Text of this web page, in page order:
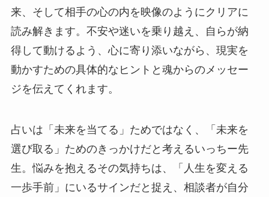
来、そして相手の心の内を映像のようにクリアに
読み解きます。不安や迷いを乗り越え、自らが納
得して動けるよう、心に寄り添いながら、現実を
動かすための具体的なヒントと魂からのメッセー
ジを伝えてくれます。
占いは「未来を当てる」ためではなく、「未来を
選び取る」ためのきっかけだと考えるいっちー先
生。悩みを抱えるその気持ちは、「人生を変える
一歩手前」にいるサインだと捉え、相談者が自分